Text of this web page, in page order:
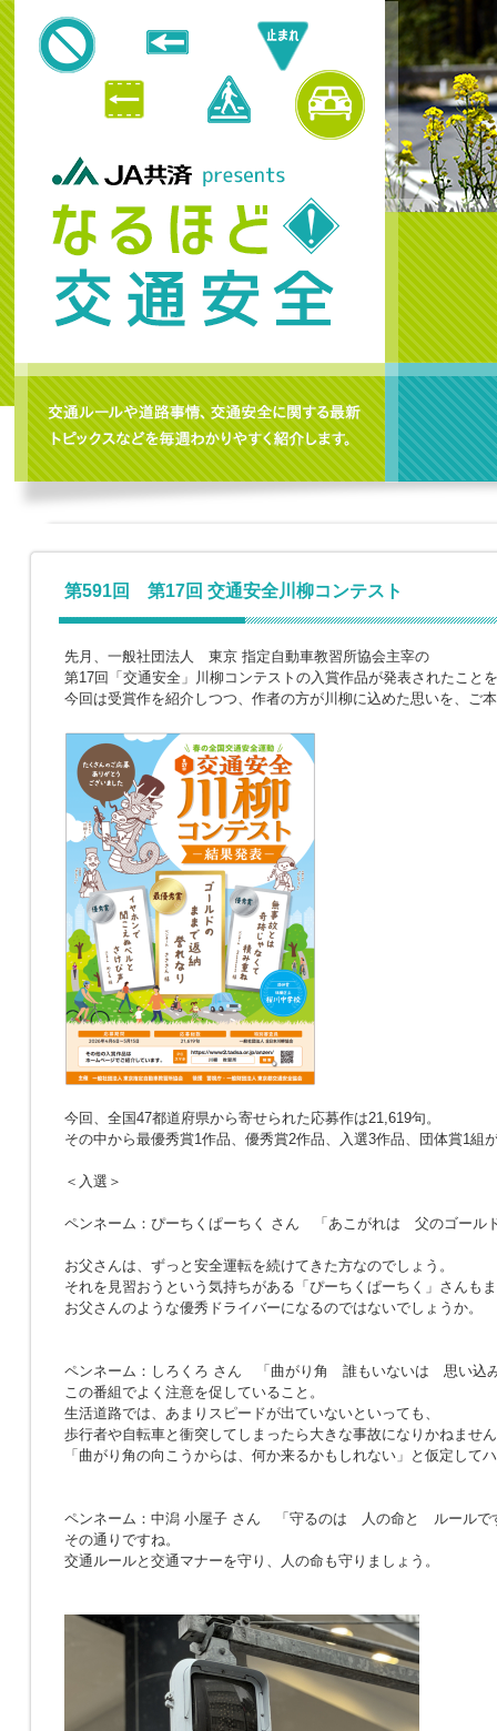
第591回 第17回 交通安全川柳コンテスト
先月、一般社団法人 東京 指定自動車教習所協会主宰の
第17回「交通安全」川柳コンテストの入賞作品が発表されたこと
今回は受賞作を紹介しつつ、作者の方が川柳に込めた思いを、ご
今回、全国47都道府県から寄せられた応募作は21,619句。
その中から最優秀賞1作品、優秀賞2作品、入選3作品、団体賞1組
＜入選＞
ペンネーム：ぴーちくぱーちく さん 「あこがれは 父のゴール
お父さんは、ずっと安全運転を続けてきた方なのでしょう。
それを見習おうという気持ちがある「ぴーちくぱーちく」さんも
お父さんのような優秀ドライバーになるのではないでしょうか。
ペンネーム：しろくろ さん
「曲がり角 誰もいないは 思い込
この番組でよく注意を促していること。
生活道路では、あまりスピードが出ていないといっても、
歩行者や自転車と衝突してしまったら大きな事故になりかねませ
「曲がり角の向こうからは、何か来るかもしれない」と仮定して
ペンネーム：中潟 小屋子 さん 「 守るのは 人の命と ルールで
その通りですね。
交通ルールと交通マナーを守り、人の命も守りましょう。